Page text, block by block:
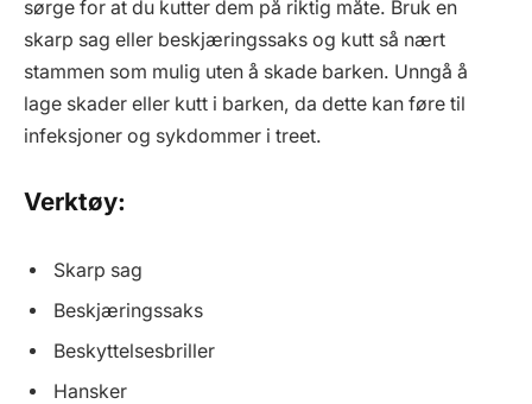
sørge for at du kutter dem på riktig måte. Bruk en
skarp sag eller beskjæringssaks og kutt så nært
stammen som mulig uten å skade barken. Unngå å
lage skader eller kutt i barken, da dette kan føre til
infeksjoner og sykdommer i treet.
Verktøy:
Skarp sag
Beskjæringssaks
Beskyttelsesbriller
Hansker